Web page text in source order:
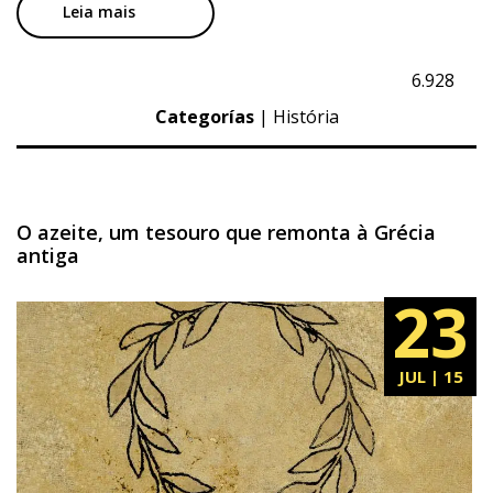
Leia mais
6.928
Categorías| História
O azeite, um tesouro que remonta à Grécia
antiga
23
JUL | 15